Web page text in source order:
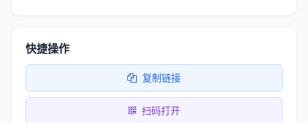
快捷操作
复制链接
扫码打开